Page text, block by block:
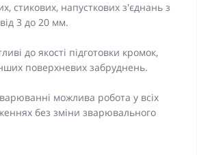
стикових, напусткових з'єднань з
3 до 20 мм.
до якості підготовки кромок,
поверхневих забруднень.
можлива робота у всіх
без зміни зварювального